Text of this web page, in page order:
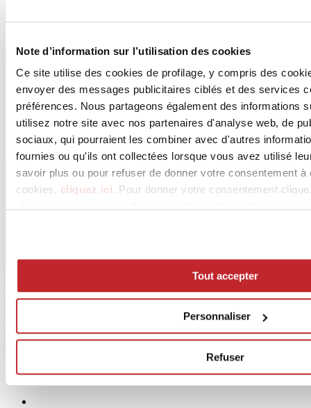
Note d’information sur l’utilisation des cookies
Ce site utilise des cookies de profilage, y compris des
envoyer des messages publicitaires ciblés et des services
préférences. Nous partageons également des informations
utilisez notre site avec nos partenaires d'analyse web, de
sociaux, qui pourraient les combiner avec d'autres
fournies ou qu'ils ont collectées lorsque vous avez utilisé
savoir plus ou pour refuser de donner votre consentement
cookies, cliquez ici. Pour donner votre consentement
Tout accepter
Personnaliser
Refuser
Abonnement gratuit >
MediaKit >